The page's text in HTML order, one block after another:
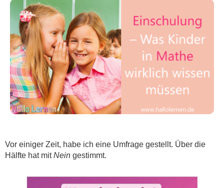
Vor einiger Zeit, habe ich eine Umfrage gestellt. Über die
Hälfte hat mitNein gestimmt.